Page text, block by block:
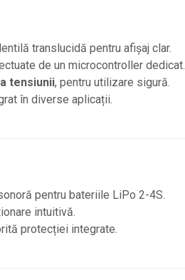
translucidă pentru afișaj clar.
de un microcontroller dedicat.
tensiunii, pentru utilizare sigură.
în diverse aplicații.
pentru bateriile LiPo 2-4S.
intuitivă.
protecției integrate.